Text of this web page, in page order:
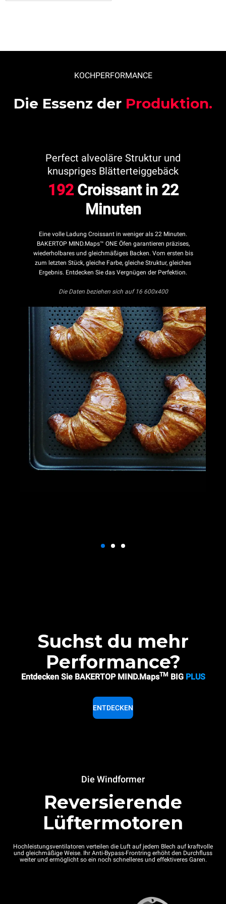
KOCHPERFORMANCE
Die Essenz der Produktion.
Perfect alveoläre Struktur und
knuspriges Blätterteiggebäck
192 Croissant in 22
Minuten
Eine volle Ladung Croissant in weniger als 22 Minuten.
BAKERTOP MIND.Maps™ ONE Öfen garantieren präzises,
wiederholbares und gleichmäßiges Backen. Vom ersten bis
zum letzten Stück, gleiche Farbe, gleiche Struktur, gleiches
Ergebnis. Entdecken Sie das Vergnügen der Perfektion.
Die Daten beziehen sich auf 16 600x400
Suchst du mehr
Performance?
Entdecken Sie BAKERTOP MIND.MapsTMBIG PLUS
ENTDECKEN
Die Windformer
Reversierende
Lüftermotoren
Hochleistungsventilatoren verteilen die Luft auf jedem Blech auf kraftvolle
und gleichmäßige Weise. Ihr Anti-Bypass-Frontring erhöht den Durchfluss
weiter und ermöglicht so ein noch schnelleres und effektiveres Garen.